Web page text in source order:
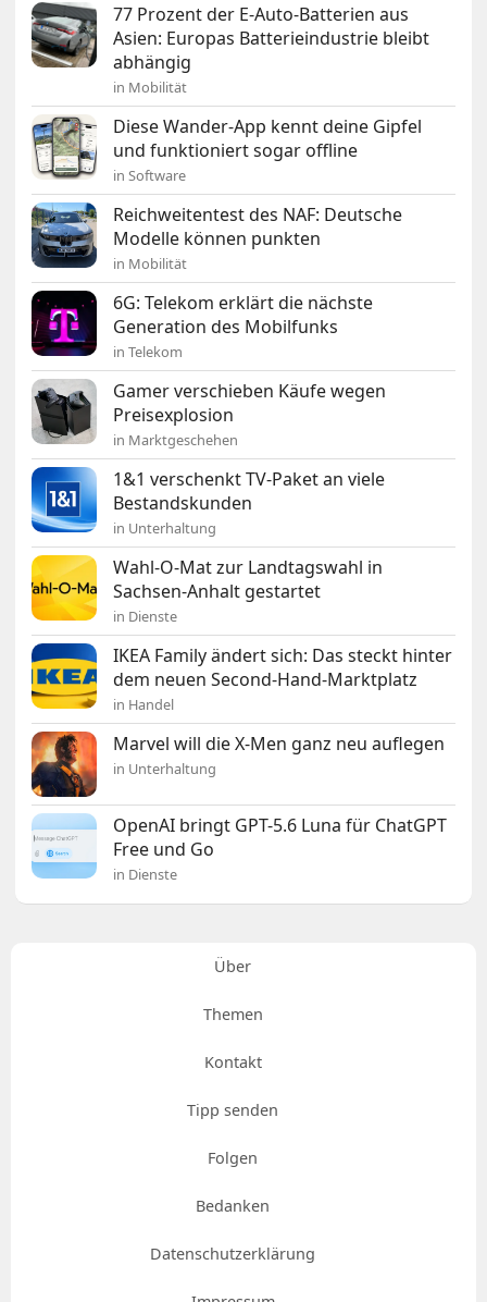
77 Prozent der E-Auto-Batterien aus
Asien: Europas Batterieindustrie bleibt
abhängig
in Mobilität
Diese Wander-App kennt deine Gipfel
und funktioniert sogar offline
in Software
Reichweitentest des NAF: Deutsche
Modelle können punkten
in Mobilität
6G: Telekom erklärt die nächste
Generation des Mobilfunks
in Telekom
Gamer verschieben Käufe wegen
Preisexplosion
in Marktgeschehen
1&1 verschenkt TV-Paket an viele
Bestandskunden
in Unterhaltung
Wahl-O-Mat zur Landtagswahl in
Sachsen-Anhalt gestartet
in Dienste
IKEA Family ändert sich: Das steckt hinter
dem neuen Second-Hand-Marktplatz
in Handel
Marvel will die X-Men ganz neu auflegen
in Unterhaltung
OpenAI bringt GPT-5.6 Luna für ChatGPT
Free und Go
in Dienste
Über
Themen
Kontakt
Tipp senden
Folgen
Bedanken
Datenschutzerklärung